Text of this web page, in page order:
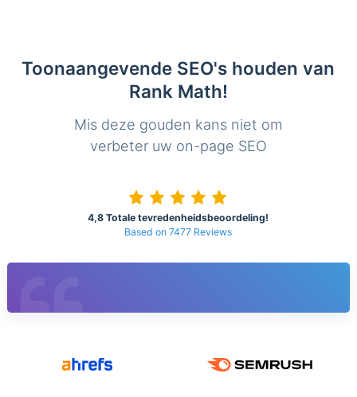
Toonaangevende SEO's houden van
Rank Math!
Mis deze gouden kans niet om
verbeter uw on-page SEO
4,8 Totale tevredenheidsbeoordeling!
Based on 7477 Reviews